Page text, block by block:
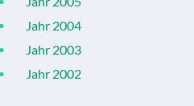
Jahr 2004
Jahr 2003
Jahr 2002